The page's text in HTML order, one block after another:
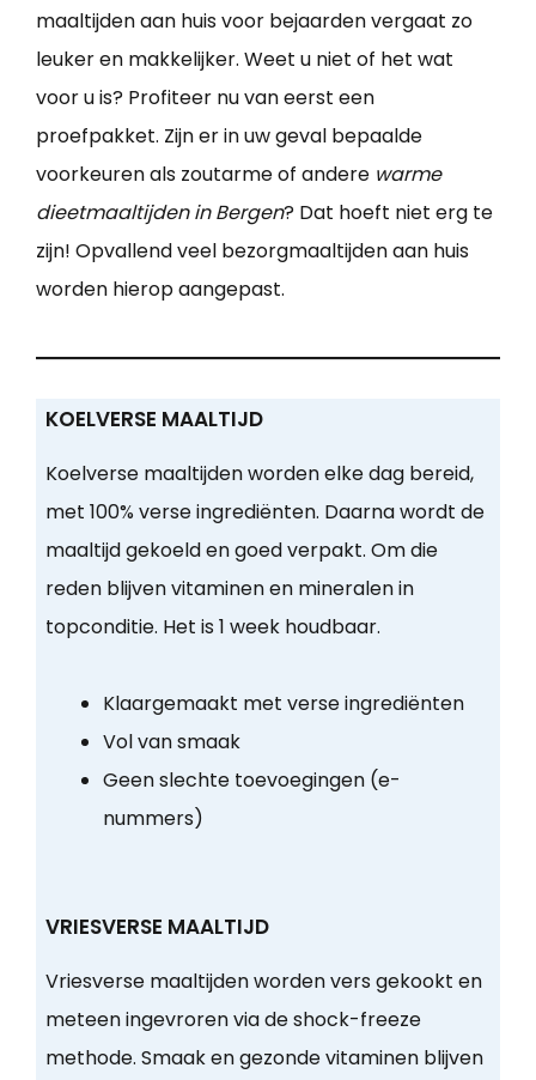
maaltijden aan huis voor bejaarden vergaat zo
leuker en makkelijker. Weet u niet of het wat
voor u is? Profiteer nu van eerst een
proefpakket. Zijn er in uw geval bepaalde
voorkeuren als zoutarme of andere warme
dieetmaaltijden in Bergen? Dat hoeft niet erg te
zijn! Opvallend veel bezorgmaaltijden aan huis
worden hierop aangepast.
KOELVERSE MAALTIJD
Koelverse maaltijden worden elke dag bereid,
met 100% verse ingrediënten. Daarna wordt de
maaltijd gekoeld en goed verpakt. Om die
reden blijven vitaminen en mineralen in
topconditie. Het is 1 week houdbaar.
Klaargemaakt met verse ingrediënten
Vol van smaak
Geen slechte toevoegingen (e-
nummers)
VRIESVERSE MAALTIJD
Vriesverse maaltijden worden vers gekookt en
meteen ingevroren via de shock-freeze
methode. Smaak en gezonde vitaminen blijven